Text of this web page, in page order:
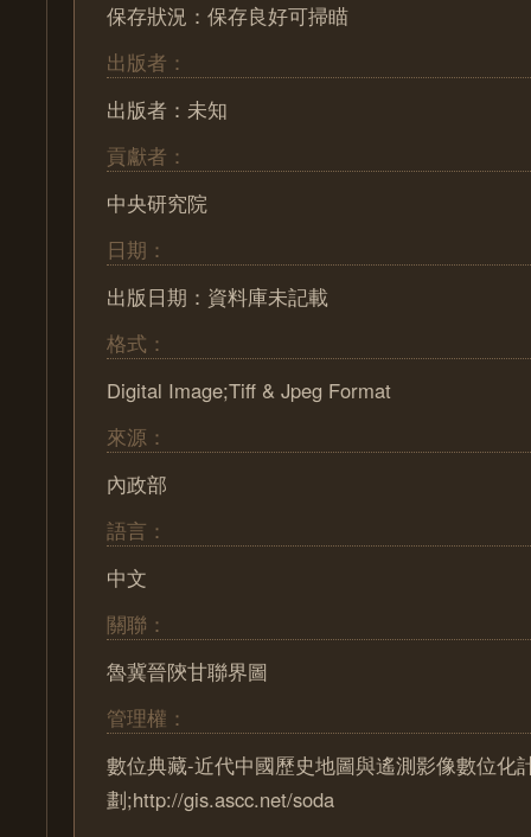
保存狀況：保存良好可掃瞄
出版者：
出版者：未知
貢獻者：
中央研究院
日期：
出版日期：資料庫未記載
格式：
Digital Image;Tiff & Jpeg Format
來源：
內政部
語言：
中文
關聯：
魯冀晉陝甘聯界圖
管理權：
數位典藏-近代中國歷史地圖與遙測影像數位化
劃;http://gis.ascc.net/soda